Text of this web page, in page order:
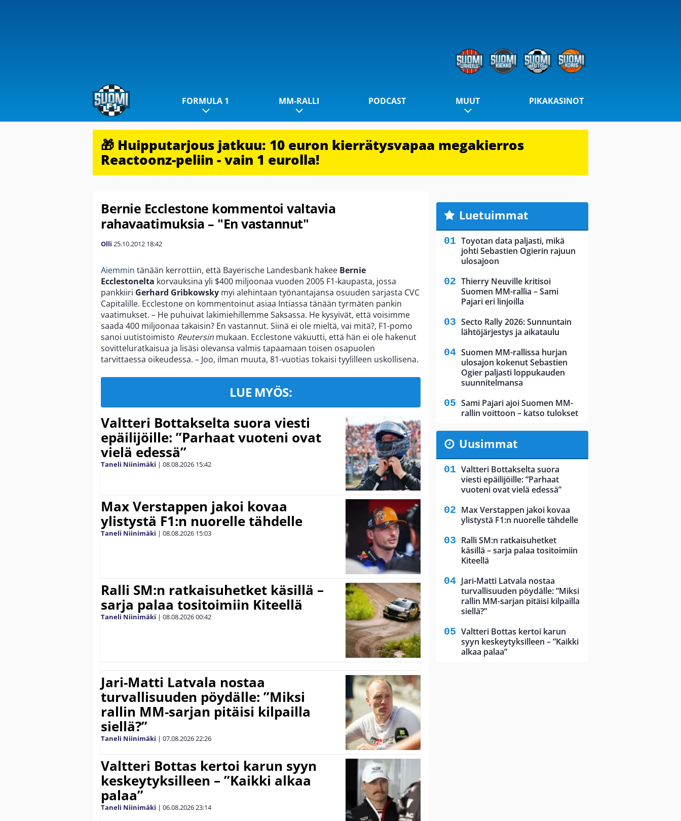
FORMULA 1 MM-RALLI PODCAST MUUT PIKAKASINOT
🎁 Huipputarjous jatkuu: 10 euron kierrätysvapaa megakierros
Reactoonz-peliin - vain 1 eurolla!
Bernie Ecclestone kommentoi valtavia
rahavaatimuksia – "En vastannut"
Olli 25.10.2012 18:42
Aiemmin tänään kerrottiin, että Bayerische Landesbank hakee Bernie
Ecclestonelta korvauksina yli $400 miljoonaa vuoden 2005 F1-kaupasta, jossa
pankkiiri Gerhard Gribkowsky myi alehintaan työnantajansa osuuden sarjasta CVC
Capitalille. Ecclestone on kommentoinut asiaa Intiassa tänään tyrmäten pankin
vaatimukset. – He puhuivat lakimiehillemme Saksassa. He kysyivät, että voisimme
saada 400 miljoonaa takaisin? En vastannut. Siinä ei ole mieltä, vai mitä?, F1-pomo
sanoi uutistoimisto Reutersin mukaan. Ecclestone vakuutti, että hän ei ole hakenut
sovitteluratkaisua ja lisäsi olevansa valmis tapaamaan toisen osapuolen
tarvittaessa oikeudessa. – Joo, ilman muuta, 81-vuotias tokaisi tyylilleen uskollisena.
LUE MYÖS:
Valtteri Bottakselta suora viesti
epäilijöille: ”Parhaat vuoteni ovat
vielä edessä”
Taneli Niinimäki | 08.08.2026 15:42
Max Verstappen jakoi kovaa
ylistystä F1:n nuorelle tähdelle
Taneli Niinimäki | 08.08.2026 15:03
Ralli SM:n ratkaisuhetket käsillä –
sarja palaa tositoimiin Kiteellä
Taneli Niinimäki | 08.08.202600:42
Jari-Matti Latvala nostaa
turvallisuuden pöydälle: ”Miksi
rallin MM-sarjan pitäisi kilpailla
siellä?”
Taneli Niinimäki | 07.08.202622:26
Valtteri Bottas kertoi karun syyn
keskeytyksilleen – ”Kaikki alkaa
palaa”
Taneli Niinimäki | 06.08.202623:14
Luetuimmat
Toyotan data paljasti, mikä
johti Sebastien Ogierin rajuun
ulosajoon
Thierry Neuville kritisoi
Suomen MM-rallia – Sami
Pajari eri linjoilla
Secto Rally 2026: Sunnuntain
lähtöjärjestys ja aikataulu
Suomen MM-rallissa hurjan
ulosajon kokenut Sebastien
Ogier paljasti loppukauden
suunnitelmansa
Sami Pajari ajoi Suomen MM-
rallin voittoon – katso tulokset
Uusimmat
Valtteri Bottakselta suora
viesti epäilijöille: ”Parhaat
vuoteni ovat vielä edessä”
Max Verstappen jakoi kovaa
ylistystä F1:n nuorelle tähdelle
Ralli SM:n ratkaisuhetket
käsillä – sarja palaa tositoimiin
Kiteellä
Jari-Matti Latvala nostaa
turvallisuuden pöydälle: ”Miksi
rallin MM-sarjan pitäisi kilpailla
siellä?”
Valtteri Bottas kertoi karun
syyn keskeytyksilleen – ”Kaikki
alkaa palaa”